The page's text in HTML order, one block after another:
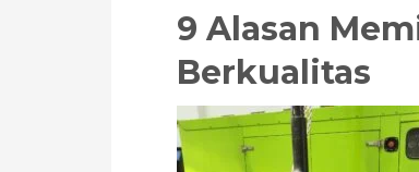
9 Alasan
Berkualitas